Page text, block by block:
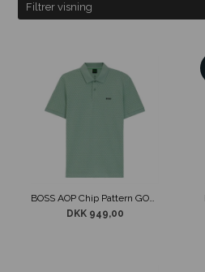
Filtrer visning
BOSS AOP Chip Pattern GOC Polo Støvet Grøn
DKK 949,00